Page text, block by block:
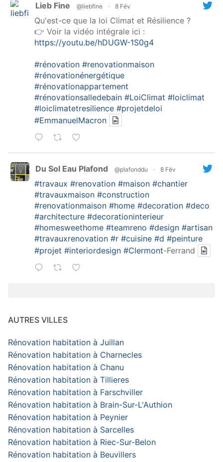
Lieb Fine @liebfine · 8 Fév
Qu'est-ce que la loi Climat et Résilience ?
👉 Voir la vidéo intégrale ici :
https://youtu.be/hDUGW-1S0g4
#rénovation #renovationmaison
#rénovationénergétique
#rénovationappartement
#rénovationsalledebain #LoiClimat #loiclimat
#loiclimatetresilience #projetdeloi
#EmmanuelMacron
Du Sol Eau Plafond @plafonddu · 8 Fév
#travaux #renovation #maison #chantier
#travauxmaison #construction
#renovationmaison #home #decoration #deco
#architecture #decorationinterieur
#homesweethome #teamreno #design #artisan
#travauxrenovation #r #cuisine #d #peinture
#projet #interiordesign #Clermont-Ferrand
AUTRES VILLES
Rénovation habitation à Juillan
Rénovation habitation à Charnecles
Rénovation habitation à Chanu
Rénovation habitation à Tillieres
Rénovation habitation à Farschviller
Rénovation habitation à Brain-Sur-L'Authion
Rénovation habitation à Peynier
Rénovation habitation à Sarcelles
Rénovation habitation à Riec-Sur-Belon
Rénovation habitation à Beuvillers